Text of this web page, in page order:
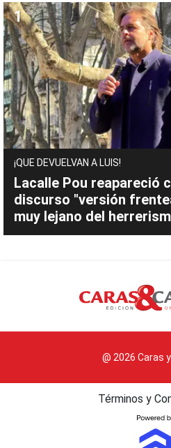
¡QUE DEVUELVAN A LUIS!
Lacalle Pou reapareció
discurso "versión
muy lejano del
@ 2026 Caras
Términos y